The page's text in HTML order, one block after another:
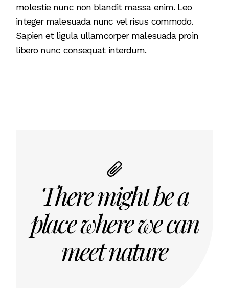
molestie nunc non blandit massa enim. Leo
integer malesuada nunc vel risus commodo.
Sapien et ligula ullamcorper malesuada proin
libero nunc consequat interdum.
There might be a
place where we can
meet nature